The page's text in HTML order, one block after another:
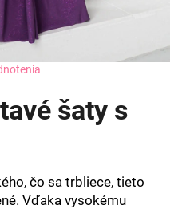
šaty s
čo sa trbliece, tieto
Vďaka vysokému